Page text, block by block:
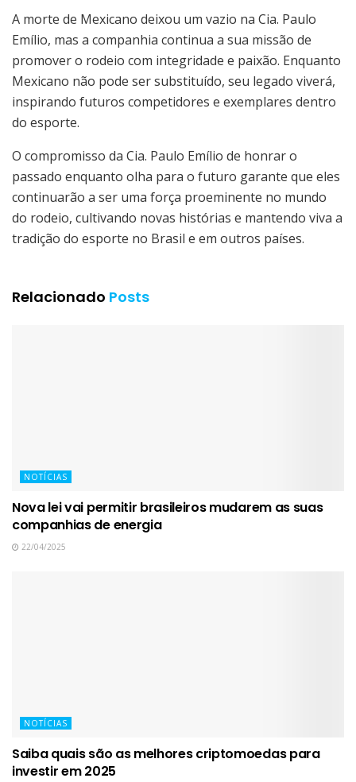
A morte de Mexicano deixou um vazio na Cia. Paulo
Emílio, mas a companhia continua a sua missão de
promover o rodeio com integridade e paixão. Enquanto
Mexicano não pode ser substituído, seu legado viverá,
inspirando futuros competidores e exemplares dentro
do esporte.
O compromisso da Cia. Paulo Emílio de honrar o
passado enquanto olha para o futuro garante que eles
continuarão a ser uma força proeminente no mundo
do rodeio, cultivando novas histórias e mantendo viva a
tradição do esporte no Brasil e em outros países.
Relacionado Posts
NOTÍCIAS
Nova lei vai permitir brasileiros mudarem as suas
companhias de energia
22/04/2025
NOTÍCIAS
Saiba quais são as melhores criptomoedas para
investir em 2025